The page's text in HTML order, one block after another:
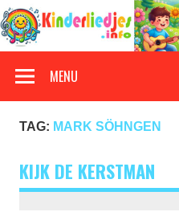
Doorgaan
naar
inhoud
MENU
TAG: MARK SÖHNGEN
KIJK DE KERSTMAN